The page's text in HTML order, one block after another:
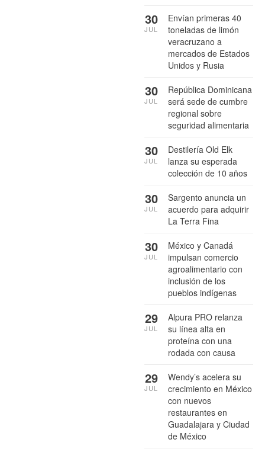
Envían primeras 40
toneladas de limón
veracruzano a
mercados de Estados
Unidos y Rusia
30
JUL
República Dominicana
será sede de cumbre
regional sobre
seguridad alimentaria
30
JUL
Destilería Old Elk
lanza su esperada
colección de 10 años
30
JUL
Sargento anuncia un
acuerdo para adquirir
La Terra Fina
30
JUL
México y Canadá
impulsan comercio
agroalimentario con
inclusión de los
pueblos indígenas
30
JUL
Alpura PRO relanza
su línea alta en
proteína con una
rodada con causa
29
JUL
Wendy’s acelera su
crecimiento en México
con nuevos
restaurantes en
Guadalajara y Ciudad
de México
29
JUL